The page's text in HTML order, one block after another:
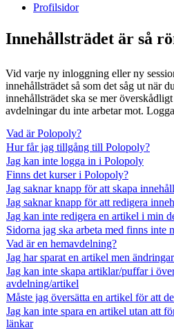
Profilsidor
Innehållsträdet är så
Vid varje ny inloggning eller ny
innehållsträdet så som det såg ut när
innehållsträdet ska se mer
avdelningar du inte arbetar mot.
Vad är Polopoly?
Hur får jag tillgång till Polopoly?
Jag kan inte logga in i Polopoly
Finns det kurser i Polopoly?
Jag saknar knapp för att skapa innehåll
Jag saknar knapp för att redigera
Jag kan inte redigera en artikel i min
Sidorna jag ska arbeta med finns inte
Vad är en hemavdelning?
Jag har sparat en artikel men
Jag kan inte skapa artiklar/puffar i
avdelning/artikel
Måste jag översätta en artikel för att
Jag kan inte spara en artikel utan att
länkar